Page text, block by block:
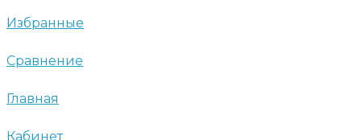
Избранные
Сравнение
Главная
Кабинет